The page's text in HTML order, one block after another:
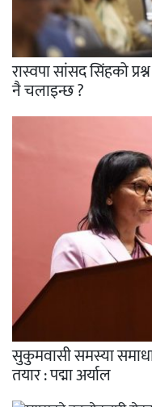
रास्वपा सांसद सिंहको
नै चलाइन्छ ?
सुकुमवासी समस्या
तयार : पद्मा अर्याल